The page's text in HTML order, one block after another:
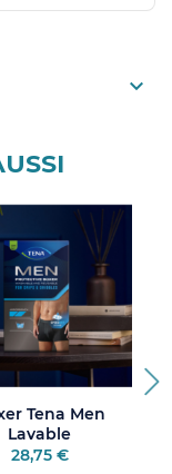
Tena Men
Lavable
28,75 €